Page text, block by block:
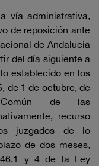
vía administrativa,
de reposición ante
de Andalucía
del día siguiente a
establecido en los
de 1 de octubre, de
Común de las
recurso
juzgados de lo
de dos meses,
y 4 de la Ley